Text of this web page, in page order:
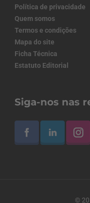
Política de privacidade
Quem somos
Termos e condições
Mapa do site
Ficha Técnica
Estatuto Editorial
Siga-nos nas
©